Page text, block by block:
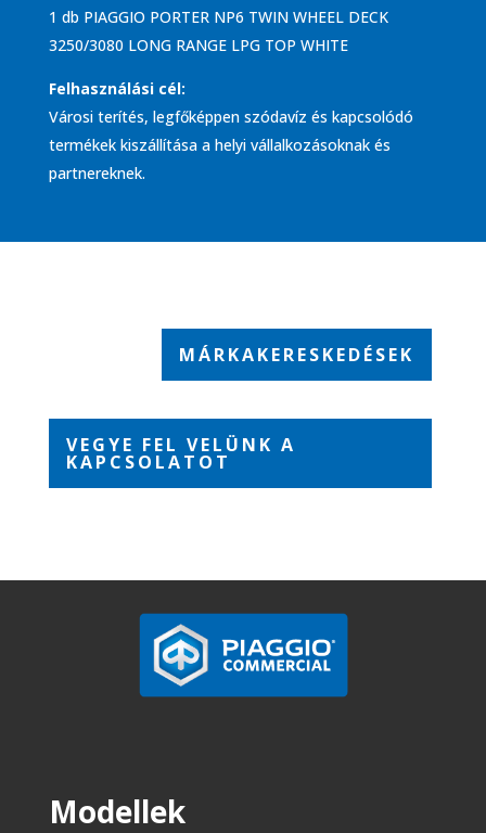
1 db PIAGGIO PORTER NP6 TWIN WHEEL DECK
3250/3080 LONG RANGE LPG TOP WHITE
Felhasználási cél:
Városi terítés, legfőképpen szódavíz és kapcsolódó
termékek kiszállítása a helyi vállalkozásoknak és
partnereknek.
MÁRKAKERESKEDÉSEK
VEGYE FEL VELÜNK A
KAPCSOLATOT
Modellek